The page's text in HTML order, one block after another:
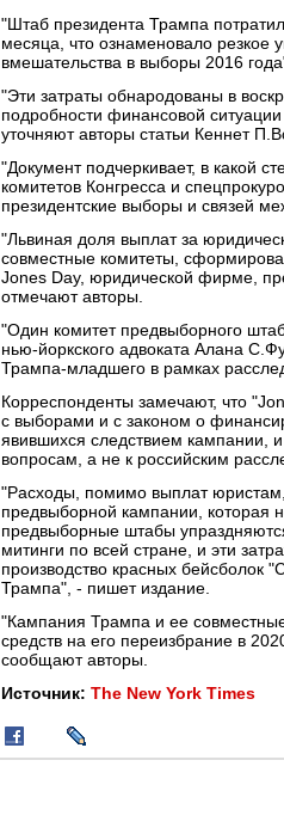
"Штаб президента Трампа
месяца, что ознаменовало резкое
вмешательства в выборы 2016
"Эти затраты обнародованы в
подробности финансовой
уточняют авторы статьи Кеннет
"Документ подчеркивает, в какой
комитетов Конгресса и
президентские выборы и связей
"Львиная доля выплат за
совместные комитеты,
Jones Day, юридической фирме,
отмечают авторы.
"Один комитет предвыборного
нью-йоркского адвоката Алана
Трампа-младшего в рамках
Корреспонденты замечают, что
с выборами и с законом о
явившихся следствием кампании,
вопросам, а не к российским
"Расходы, помимо выплат
предвыборной кампании, которая
предвыборные штабы
митинги по всей стране, и эти
производство красных бейсболок
Трампа", - пишет издание.
"Кампания Трампа и ее
средств на его переизбрание в
сообщают авторы.
Источник: The New York Times